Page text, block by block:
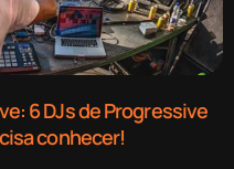
6 DJs de Progressive
conhecer!